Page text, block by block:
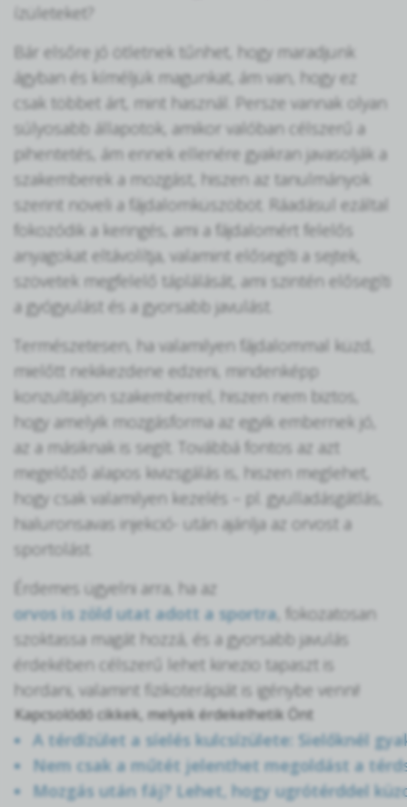
ízületeket?
Bár elsőre jó ötletnek tűnhet, hogy maradjunk
ágyban és kíméljük magunkat, ám van, hogy ez
csak többet árt, mint használ. Persze vannak olyan
súlyosabb állapotok, amikor valóban célszerű a
pihentetés, ám ennek ellenére gyakran javasolják a
szakemberek a mozgást, hiszen az tanulmányok
szerint növeli a fájdalomküszöböt. Ráadásul ezáltal
fokozódik a keringés, ami a fájdalomért felelős
anyagokat eltávolítja, valamint elősegíti a sejtek,
szövetek megfelelő táplálását, ami szintén elősegíti
a gyógyulást és a gyorsabb javulást.
Természetesen, ha valamilyen fájdalommal küzd,
mielőtt nekikezdene edzeni, mindenképp
konzultáljon szakemberrel, hiszen nem biztos,
hogy amelyik mozgásforma az egyik embernek jó,
az a másiknak is segít. Továbbá fontos az azt
megelőző alapos kivizsgálás is, hiszen meglehet,
hogy csak valamilyen kezelés – pl. gyulladásgátlás,
hialuronsavas injekció- után ajánlja az orvost a
sportolást.
Érdemes ügyelni arra, ha az
orvos is zöld utat adott a sportra , fokozatosan
szoktassa magát hozzá, és a gyorsabb javulás
érdekében célszerű lehet kinezio tapaszt is
hordani, valamint fizikoterápiát is igénybe venni!
Kapcsolódó cikkek, melyek érdekelhetik Önt
A térdízület a síelés kulcsízülete: Sielőknél
Nem csak a műtét jelenthet megoldást a
Mozgás után fáj? Lehet, hogy ugrótérddel